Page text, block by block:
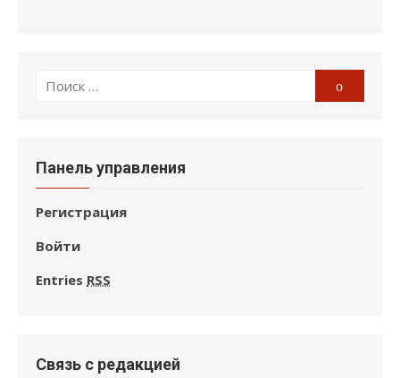
Поиск
Поиск
Панель управления
Регистрация
Войти
Entries RSS
Связь с редакцией